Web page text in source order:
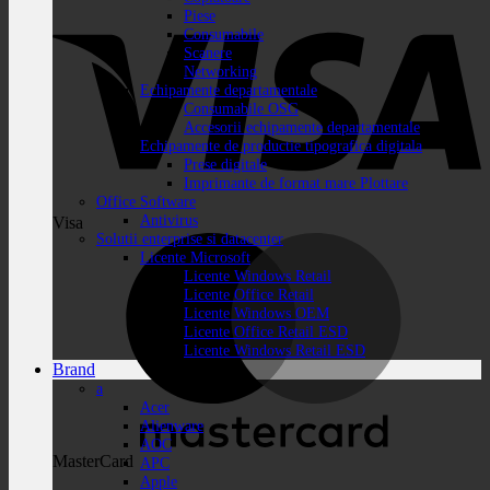
Visa
MasterCard
Piese
Consumabile
Scanere
Networking
Echipamente departamentale
Consumabile OSG
Accesorii echipamente departamentale
Echipamente de productie tipografica digitala
Prese digitale
Imprimante de format mare Plottare
Office Software
Antivirus
Solutii enterprise si datacenter
Licente Microsoft
Licente Windows Retail
Licente Office Retail
Licente Windows OEM
Licente Office Retail ESD
Licente Windows Retail ESD
Brand
a
Acer
Alienware
AOC
APC
Apple